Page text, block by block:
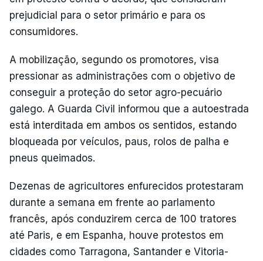
prejudicial para o setor primário e para os
consumidores.
A mobilização, segundo os promotores, visa
pressionar as administrações com o objetivo de
conseguir a proteção do setor agro-pecuário
galego. A Guarda Civil informou que a autoestrada
está interditada em ambos os sentidos, estando
bloqueada por veículos, paus, rolos de palha e
pneus queimados.
Dezenas de agricultores enfurecidos protestaram
durante a semana em frente ao parlamento
francês, após conduzirem cerca de 100 tratores
até Paris, e em Espanha, houve protestos em
cidades como Tarragona, Santander e Vitoria-